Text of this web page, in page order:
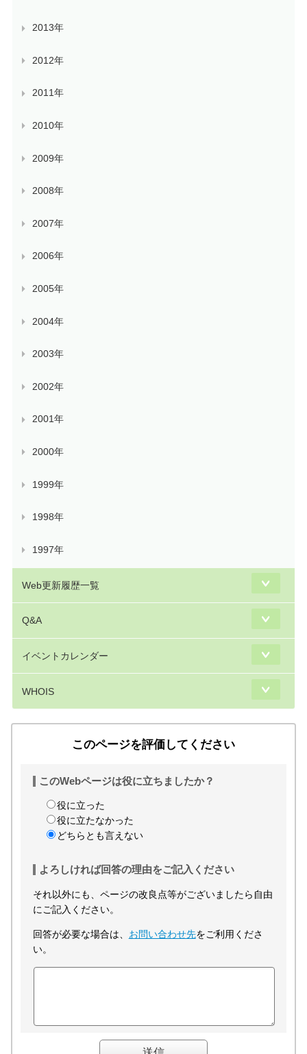
2013年
2012年
2011年
2010年
2009年
2008年
2007年
2006年
2005年
2004年
2003年
2002年
2001年
2000年
1999年
1998年
1997年
Web更新履歴一覧
Q&A
イベントカレンダー
WHOIS
このページを評価してください
このWebページは役に立ちましたか？
役に立った
役に立たなかった
どちらとも言えない
よろしければ回答の理由をご記入ください
それ以外にも、ページの改良点等がございましたら自由
にご記入ください。
回答が必要な場合は、 お問い合わせ先をご利用くださ
い。